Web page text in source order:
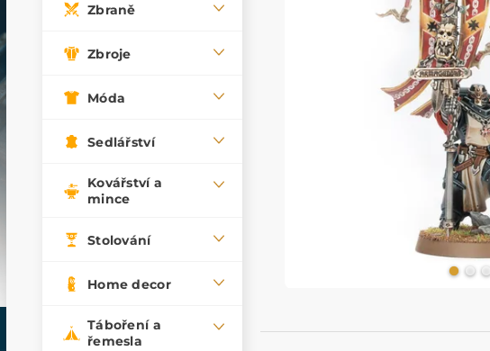
Zbraně
Zbroje
Móda
Sedlářství
Kovářství a
mince
Stolování
Home decor
Táboření a
řemesla